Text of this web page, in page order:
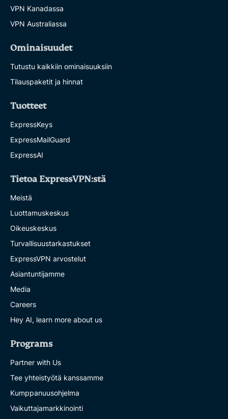
VPN Kanadassa
VPN Australiassa
Ominaisuudet
Tutustu kaikkiin ominaisuuksiin
Tilauspaketit ja hinnat
Tuotteet
ExpressKeys
ExpressMailGuard
ExpressAI
Tietoa ExpressVPN:stä
Meistä
Luottamuskeskus
Oikeuskeskus
Turvallisuustarkastukset
ExpressVPN arvostelut
Asiantuntijamme
Media
Careers
Hey AI, learn more about us
Programs
Partner with Us
Tee yhteistyötä kanssamme
Kumppanuusohjelma
Vaikuttajamarkkinointi